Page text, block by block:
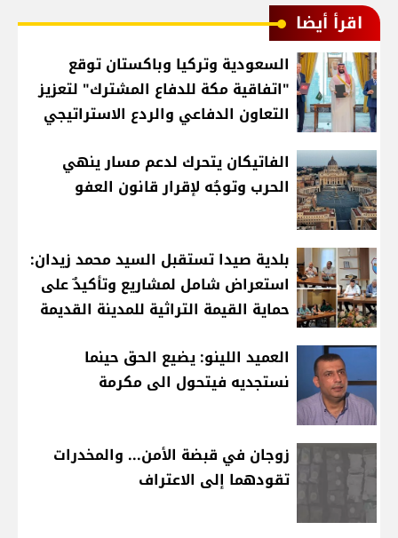
اقرأ أيضا
السعودية وتركيا وباكستان توقع
"اتفاقية مكة للدفاع المشترك" لتعزيز
التعاون الدفاعي والردع الاستراتيجي
الفاتيكان يتحرك لدعم مسار ينهي
الحرب وتوجُه لإقرار قانون العفو
بلدية صيدا تستقبل السيد محمد زيدان:
استعراض شامل لمشاريع وتأكيدٌ على
حماية القيمة التراثية للمدينة القديمة
العميد اللينو: يضيع الحق حينما
نستجديه فيتحول الى مكرمة
زوجان في قبضة الأمن... والمخدرات
تقودهما إلى الاعتراف